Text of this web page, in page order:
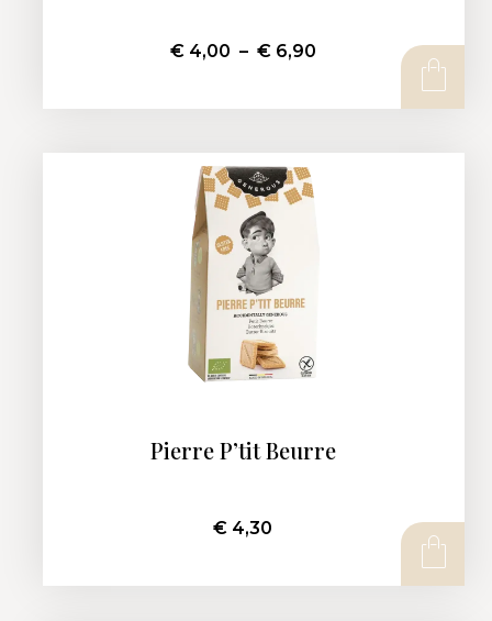
€4,00 – €6,90
Pierre P’tit Beurre
€ 4,30